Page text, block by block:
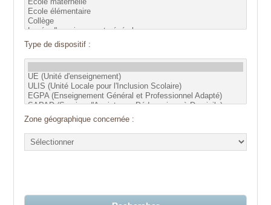
Type de dispositif :
Zone géographique concernée :